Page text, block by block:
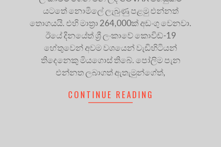
යටතේ නොමිලේ ලැබුණු පළමු එන්නත්
තොගයයි. එහි මාත්‍රා 264,000ක් අඩංගු වෙනවා.
ඊයේ දිනයේත් ශ්‍රී ලංකාවේ කොවිඩ්-19
හේතුවෙන් අවම වශයෙන් වැඩිහිටියන්
තිදෙනෙකු මියගොස් තිබේ. පෝලිම පැන
එන්නත ලබාගත් ඇතැමුන්ගේත්,
CONTINUE READING